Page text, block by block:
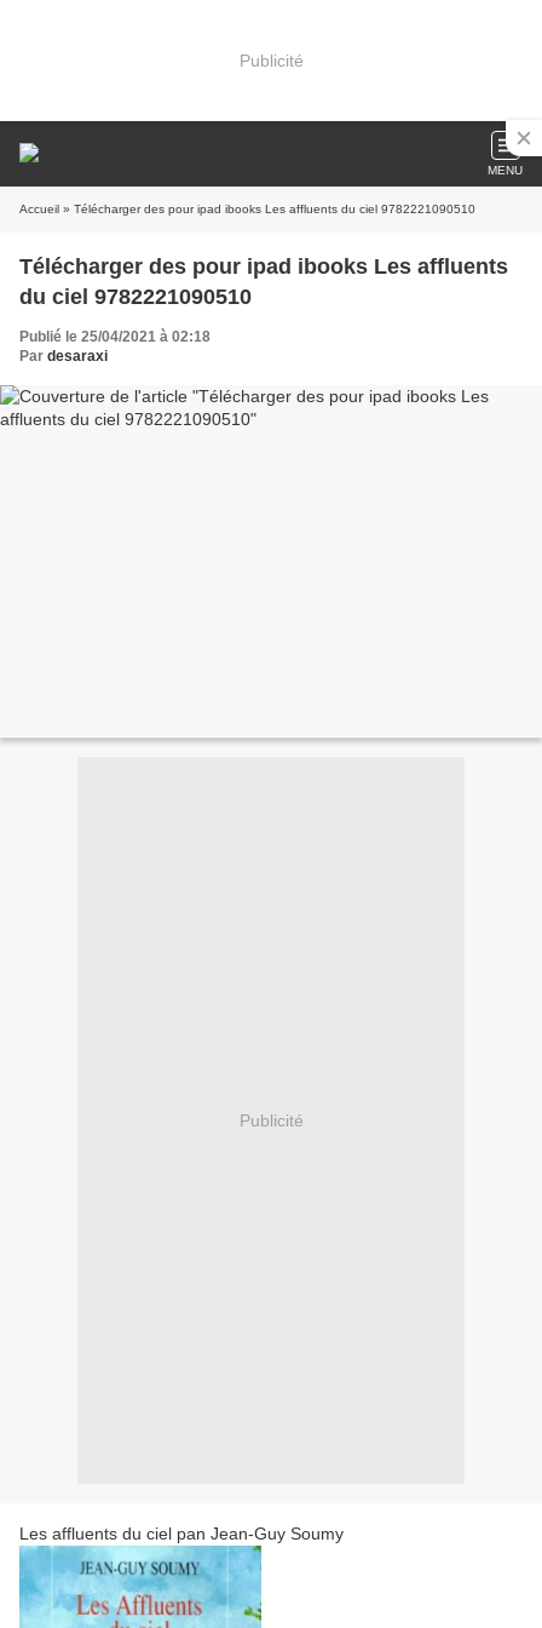
Publicité
MENU
Accueil » Télécharger des pour ipad ibooks Les affluents du ciel 9782221090510
Télécharger des pour ipad ibooks Les affluents
du ciel 9782221090510
Publié le 25/04/2021 à 02:18
Par desaraxi
Publicité
Les affluents du ciel pan Jean-Guy Soumy